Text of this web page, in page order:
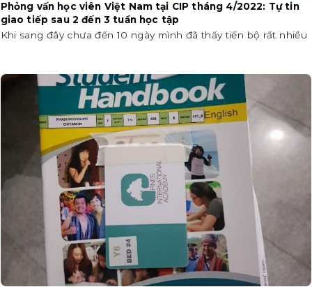
Phỏng vấn học viên Việt Nam tại CIP tháng 4/2022: Tự tin
giao tiếp sau 2 đến 3 tuần học tập
Khi sang đây chưa đến 10 ngày mình đã thấy tiến bộ rất nhiều